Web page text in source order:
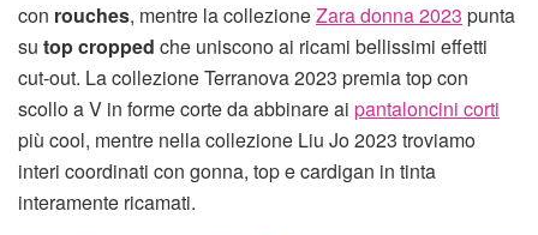
con rouches, mentre la collezioneZara donna 2023 punta
su top cropped che uniscono ai ricami bellissimi effetti
cut-out. La collezione Terranova 2023 premia top con
scollo a V in forme corte da abbinare ai pantaloncini corti
più cool, mentre nella collezione Liu Jo 2023 troviamo
interi coordinati con gonna, top e cardigan in tinta
interamente ricamati.